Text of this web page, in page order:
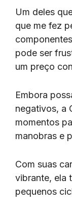
Um deles
que me fez
pode ser
um preço
Embora
negativos, a
momentos
manobras e
Com suas
vibrante, ela
pequenos